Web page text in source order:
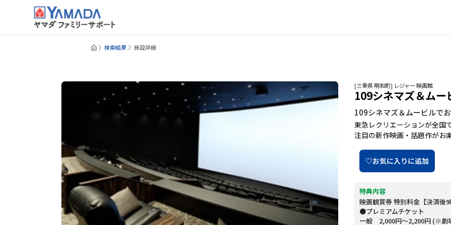
検索結果 施設詳細
[三重県 明和町] レジャー 映画館
109シネマズ＆ムー
109シネマズ＆ムービルで
東急レクリエーションが全国
注目の新作映画・話題作がお
♡お気に入りに追加
特典内容
映画観賞券 特別料金【決済後
●プレミアムチケット
一般 2,000円～2,200円 (※劇